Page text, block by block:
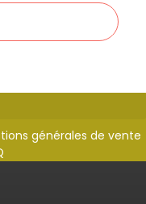
générales de vente